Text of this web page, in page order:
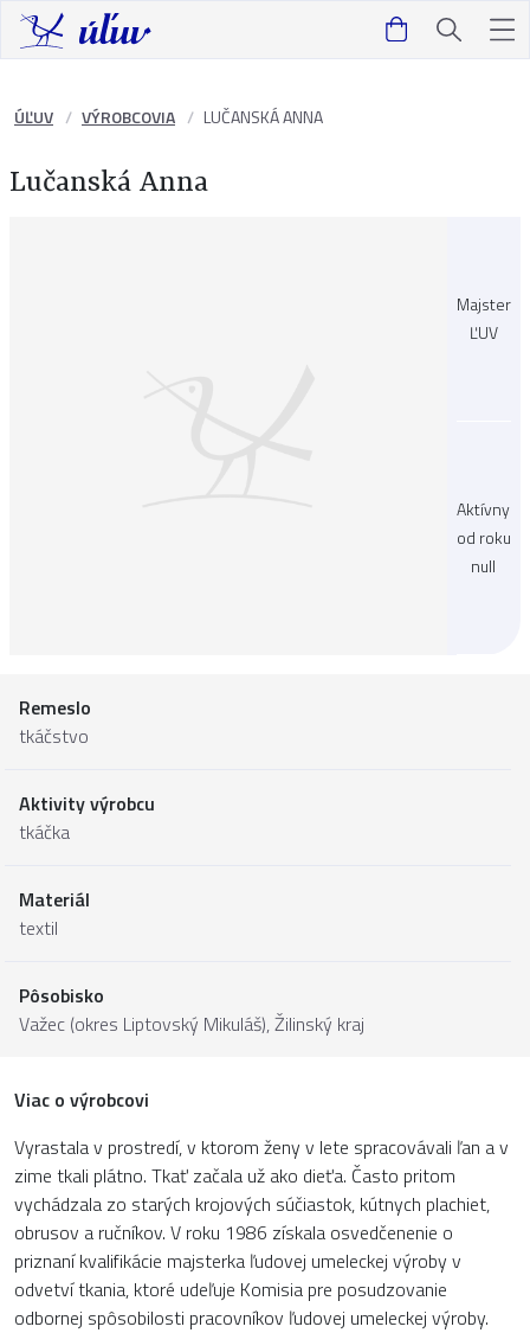
ÚĽUV VÝROBCOVIA LUČANSKÁ ANNA
Lučanská Anna
Majster
ĽUV
Aktívny
od roku
null
Remeslo
tkáčstvo
Aktivity výrobcu
tkáčka
Materiál
textil
Pôsobisko
Važec (okres Liptovský Mikuláš),Žilinský kraj
Viac o výrobcovi
Vyrastala v prostredí, v ktorom ženy v lete spracovávali ľan a v
zime tkali plátno. Tkať začala už ako dieťa. Často pritom
vychádzala zo starých krojových súčiastok, kútnych plachiet,
obrusov a ručníkov. V roku 1986 získala osvedčenenie o
priznaní kvalifikácie majsterka ľudovej umeleckej výroby v
odvetví tkania, ktoré udeľuje Komisia pre posudzovanie
odbornej spôsobilosti pracovníkov ľudovej umeleckej výroby.